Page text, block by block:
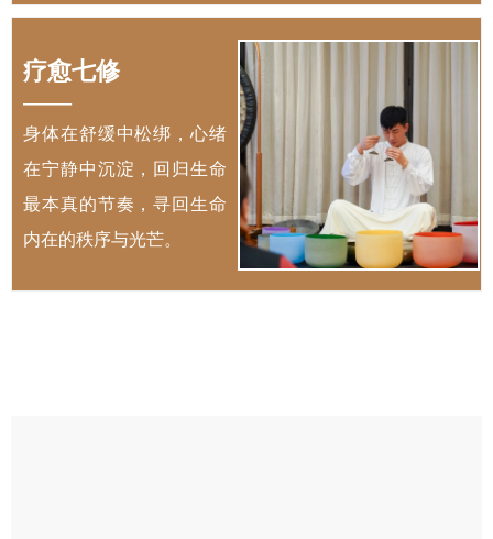
疗愈七修
——
身体在舒缓中松绑，心绪
在宁静中沉淀，回归生命
最本真的节奏，寻回生命
内在的秩序与光芒。